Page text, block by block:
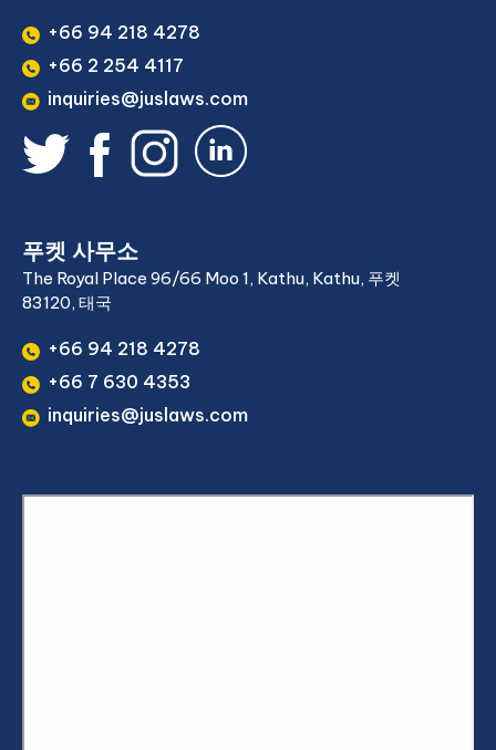
+66 94 218 4278
+66 2 254 4117
inquiries@juslaws.com
푸켓 사무소
The Royal Place 96/66 Moo 1, Kathu, Kathu, 푸켓
83120, 태국
+66 94 218 4278
+66 7 630 4353
inquiries@juslaws.com